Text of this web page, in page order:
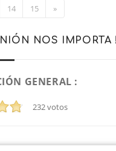
14 15 »
NOS IMPORTA !
GENERAL :
232votos